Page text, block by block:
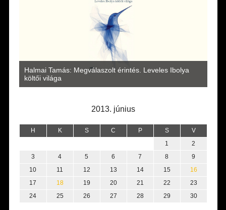
Halmai Tamás: Megválaszolt érintés. Leveles Ibolya
költői világa
2013. június
H K S C P S V
1
2
3
4 5 6 7 8
9
10
11 12 13 14 15
16
17
18 19 20 21 22
23
24
25 26 27 28 29 30